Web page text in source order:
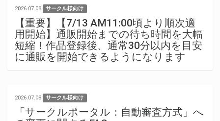
2026.07.08 サークル様向け
【重要】【7/13 AM11:00頃より順次適
用開始】通販開始までの待ち時間を大幅
短縮！作品登録後、通常30分以内を目安
に通販を開始できるようになります
2026.07.08 サークル様向け
「サークルポータル：自動審査方式」へ